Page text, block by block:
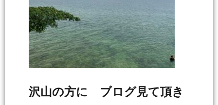
沢山の方に ブログ見て頂き